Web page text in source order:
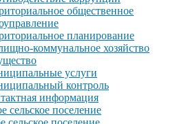
общественное
планирование
коммунальное хозяйство
услуги
контроль
информация
сельское поселение